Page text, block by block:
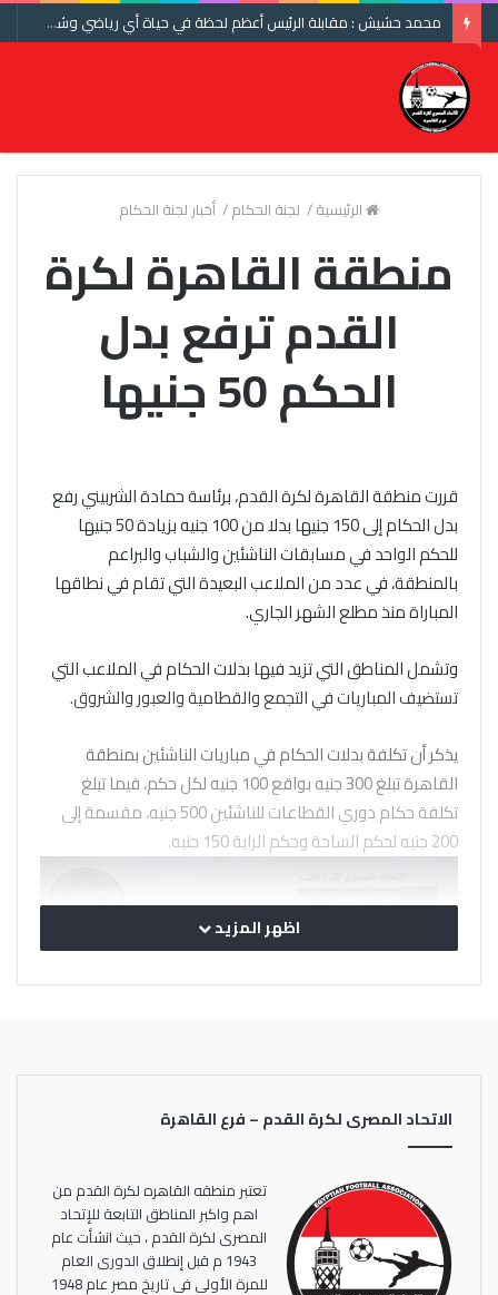
محمد حشيش : مقابلة الرئيس أعظم لحظة في حياة أي رياضي وشكرا اتحاد الكرة ومنتخب مصر
الرئيسية/ لجنة الحكام/ أخبار لجنة الحكام
منطقة القاهرة لكرة
القدم ترفع بدل
الحكم 50 جنيها
قررت منطقة القاهرة لكرة القدم، برئاسة حمادة الشربيني رفع
بدل الحكام إلى 150 جنيها بدلا من 100 جنيه بزيادة 50 جنيها
للحكم الواحد في مسابقات الناشئين والشباب والبراعم
بالمنطقة، في عدد من الملاعب البعيدة التي تقام في نطاقها
المباراة منذ مطلع الشهر الجاري.
وتشمل المناطق التي تزيد فيها بدلات الحكام في الملاعب التي
تستضيف المباريات في التجمع والقطامية والعبور والشروق.
يذكر أن تكلفة بدلات الحكام في مباريات الناشئين بمنطقة
القاهرة تبلغ 300 جنيه بواقع 100 جنيه لكل حكم، فيما تبلغ
تكلفة حكام دوري القطاعات للناشئين 500 جنيه، مقسمة إلى
200 جنيه لحكم الساحة وحكم الراية 150 جنيه.
اظهر المزيد
الاتحاد المصرى لكرة القدم – فرع القاهرة
تعتبر منطقه القاهره لكرة القدم من
اهم واكبر المناطق التابعة للإتحاد
المصرى لكرة القدم ، حيث انشأت عام
1943 م قبل إنطلاق الدورى العام
للمرة الأولى فى تاريخ مصر عام 1948